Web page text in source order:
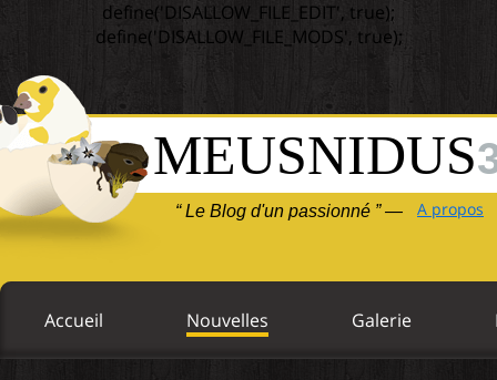
define('DISALLOW_FILE_EDIT', true);
define('DISALLOW_FILE_MODS', true);
MEUSNIDUS
“ Le Blog d'un passionné ” — A propos
Accueil Nouvelles Galerie